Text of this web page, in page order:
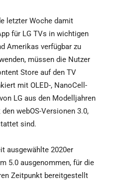
letzter Woche damit
für LG TVs in wichtigen
Amerikas verfügbar zu
müssen die Nutzer
Store auf den TV
mit OLED-, NanoCell-
LG aus den Modelljahren
webOS-Versionen 3.0,
sind.
ausgewählte 2020er
5.0 ausgenommen, für die
Zeitpunkt bereitgestellt